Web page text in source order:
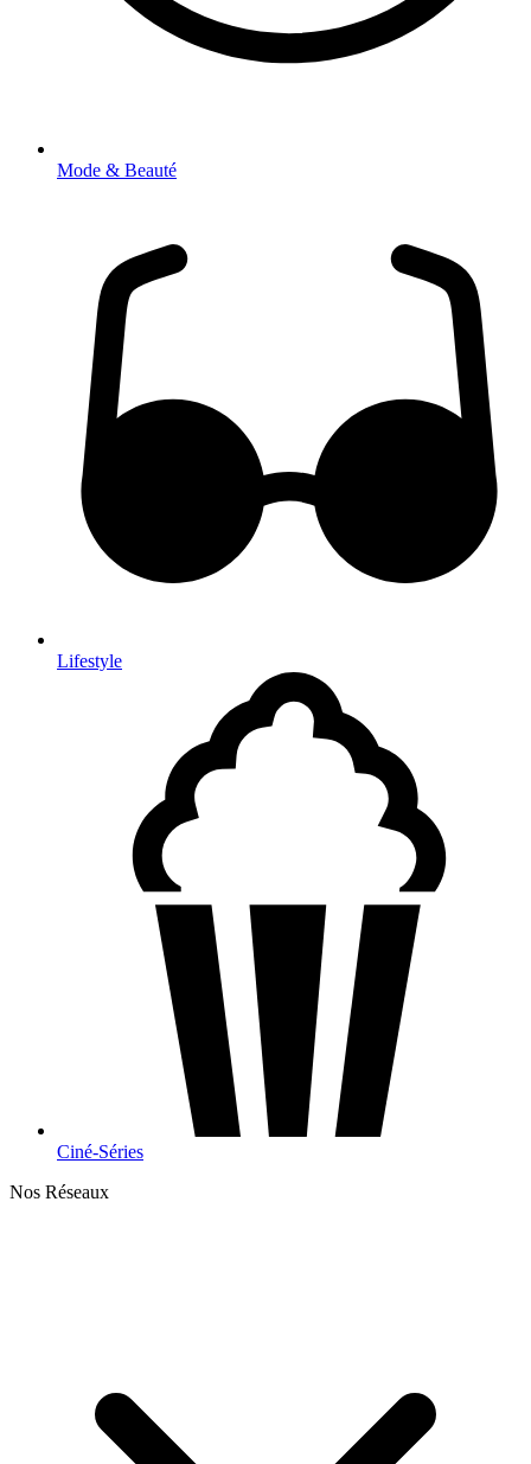
Mode & Beauté
Lifestyle
Ciné-Séries
Nos Réseaux